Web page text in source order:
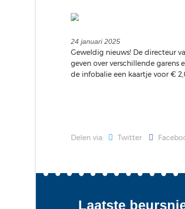
24 januari 2025
Geweldig nieuws! De directeur
geven over verschillende garens
de infobalie een kaartje voor €
Delen via: Twitter
Laatste